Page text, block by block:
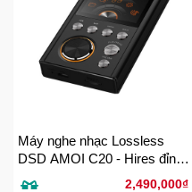
Máy nghe nhạc Lossless
DSD AMOI C20 - Hires đỉnh
2,490,000₫